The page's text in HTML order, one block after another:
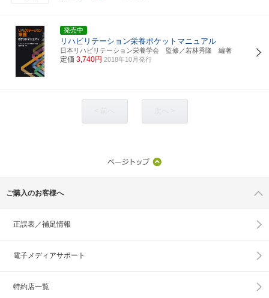
発売中
リハビリテーション栄養ポケットマニュアル
日本リハビリテーション栄養学会 監修／若林秀隆 編著
定価 3,740円 2018年10月発行
ご購入のお客様へ
正誤表／補足情報
電子メディアサポート
特約店一覧